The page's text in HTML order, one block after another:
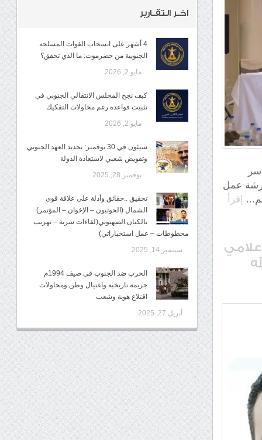
عمل
إقرأ
اخـر التقـارير
4 أشهر على انسحاب القوات المسلحة
الجنوبية من حضرموت: ما الذي تحقق؟
مايو 2, 2026
كيف نجح المجلس الانتقالي الجنوبي في
تثبيت قواعده رغم محاولات التفكيك
مايو 2, 2026
سيئون في 30 نوفمبر: تجديد العهد الجنوبي
وتفويض شعبي لاستعادة الدولة
نوفمبر 28, 2025
تحقيق ..حقائق وأدلة على علاقة قوى
الشمال (الحوثيون – الإخوان – المؤتمر)
بالكيان الصهيوني(لقاءات سرية – تهريب
مخطوطات – عمل استخباراتي)
سبتمبر 14, 2025
الحرب ضد الجنوب في صيف 1994م
جريمة تاريخية واغتيال وطن ومحاولات
اقتلاع هوية وشعب
أبريل 27, 2025